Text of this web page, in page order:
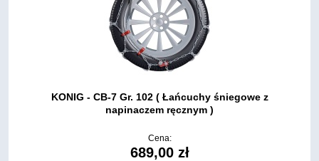
KONIG - CB-7 Gr. 102 ( Łańcuchy śniegowe z
napinaczem ręcznym )
Cena:
689,00 zł